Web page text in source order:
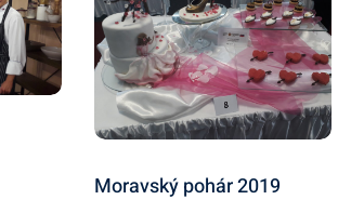
Moravský pohár 2019